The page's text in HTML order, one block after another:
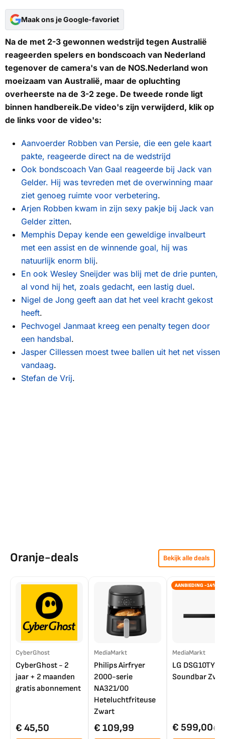
Maak ons je Google-favoriet
Na de met 2-3 gewonnen wedstrijd tegen Australië
reageerden spelers en bondscoach van Nederland
tegenover de camera's van de NOS.Nederland won
moeizaam van Australië, maar de opluchting
overheerste na de 3-2 zege. De tweede ronde ligt
binnen handbereik.De video's zijn verwijderd, klik op
de links voor de video's:
Aanvoerder Robben van Persie, die een gele kaart
pakte, reageerde direct na de wedstrijd
Ook bondscoach Van Gaal reageerde bij Jack van
Gelder. Hij was tevreden met de overwinning maar
ziet genoeg ruimte voor verbetering.
Arjen Robben kwam in zijn sexy pakje bij Jack van
Gelder zitten.
Memphis Depay kende een geweldige invalbeurt
met een assist en de winnende goal, hij was
natuurlijk enorm blij.
En ook Wesley Sneijder was blij met de drie punten,
al vond hij het, zoals gedacht, een lastig duel.
Nigel de Jong geeft aan dat het veel kracht gekost
heeft.
Pechvogel Janmaat kreeg een penalty tegen door
een handsbal.
Jasper Cillessen moest twee ballen uit het net vissen
vandaag.
Stefan de Vrij.
Oranje-deals Bekijk alle deals
CyberGhost
CyberGhost - 2
jaar + 2 maanden
gratis abonnement
€ 45,50
MediaMarkt
Philips Airfryer
2000-serie
NA321/00
Heteluchtfriteuse
Zwart
€ 109,99
AANBIEDING -14%
MediaMarkt
LG DSG10TY
Soundbar
€ 599,00€